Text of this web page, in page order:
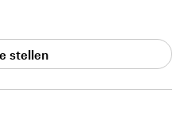
stellen